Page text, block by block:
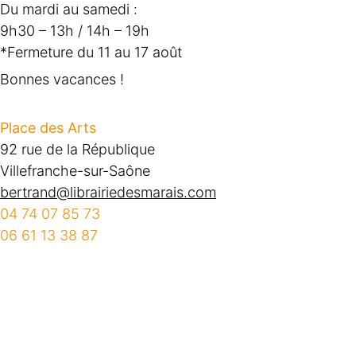
Du mardi au samedi :
9h30 – 13h / 14h – 19h
*Fermeture du 11 au 17 août
Bonnes vacances !
Place des Arts
92 rue de la République
Villefranche-sur-Saône
bertrand@librairiedesmarais.com
04 74 07 85 73
06 61 13 38 87